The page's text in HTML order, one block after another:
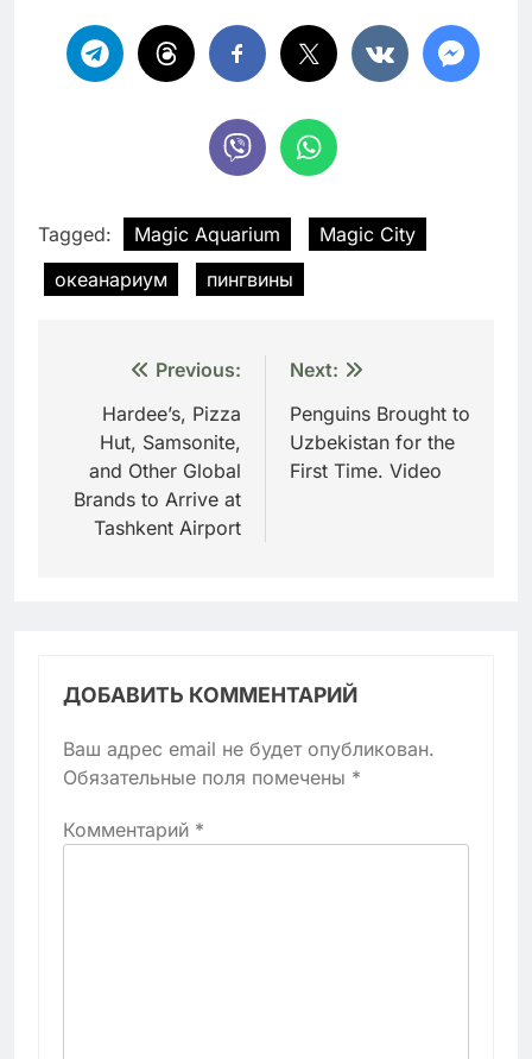
Tagged: Magic Aquarium
Magic City
океанариум
пингвины
Навигация
записям
Previous:
Hardee’s, Pizza
Hut, Samsonite,
and Other Global
Brands to Arrive at
Tashkent Airport
Next:
Penguins Brought to
Uzbekistan for the
First Time. Video
ДОБАВИТЬ КОММЕНТАРИЙ
Ваш адрес email не будет опубликован.
Обязательные поля помечены *
Комментарий *